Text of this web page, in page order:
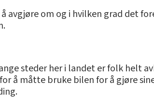
avgjøre om og i hvilken grad det
steder her i landet er folk helt
å måtte bruke bilen for å gjøre